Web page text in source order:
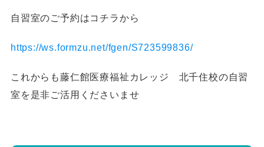
自習室のご予約はコチラから
https://ws.formzu.net/fgen/S723599836/
これからも藤仁館医療福祉カレッジ 北千住校の自習
室を是非ご活用くださいませ